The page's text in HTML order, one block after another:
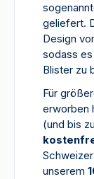
geliefert.
Design
sodass
Blister zu
Für
erworben
(und bis
unserem